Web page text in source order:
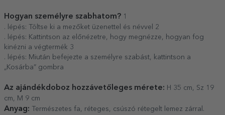
Hogyan személyre szabhatom? 1
. lépés: Töltse ki a mezőket üzenettel és névvel 2
. lépés: Kattintson az előnézetre, hogy megnézze, hogyan fog
kinézni a végtermék 3
. lépés: Miután befejezte a személyre szabást, kattintson a
„Kosárba” gombra
Az ajándékdoboz hozzávetőleges mérete: H 35 cm, Sz 19
cm, M 9 cm
Anyag: Természetes fa, réteges, csúszó rétegelt lemez zárral.